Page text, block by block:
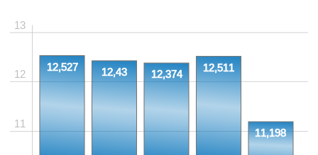
13
11
12
12,527 12,43 12,374
12,511
11,198